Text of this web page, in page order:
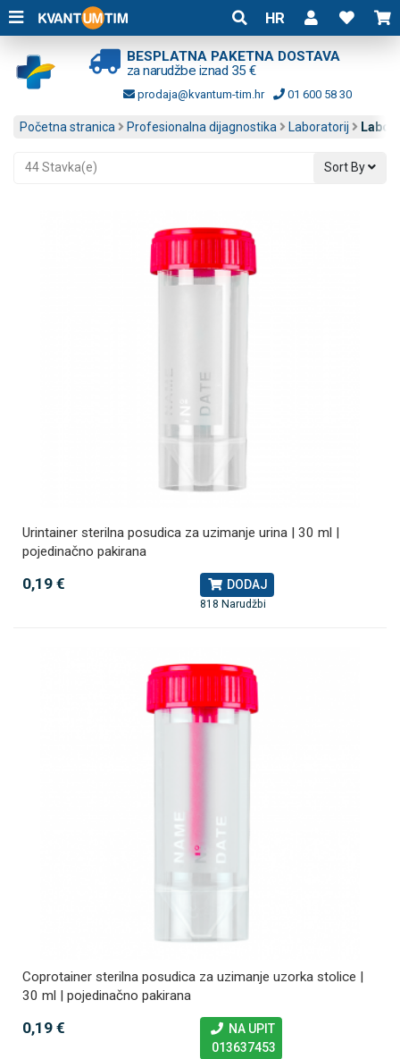
HR
BESPLATNA PAKETNA DOSTAVA
za narudžbe iznad 35 €
prodaja@kvantum-tim.hr 01 600 58 30
Početna stranica Profesionalna dijagnostika Laboratorij
44 Stavka(e) Sort By
Urintainer sterilna posudica za uzimanje urina | 30 ml |
pojedinačno pakirana
0,19 € DODAJ
818 Narudžbi
Coprotainer sterilna posudica za uzimanje uzorka stolice |
30 ml | pojedinačno pakirana
0,19 €
NA UPIT
013637453